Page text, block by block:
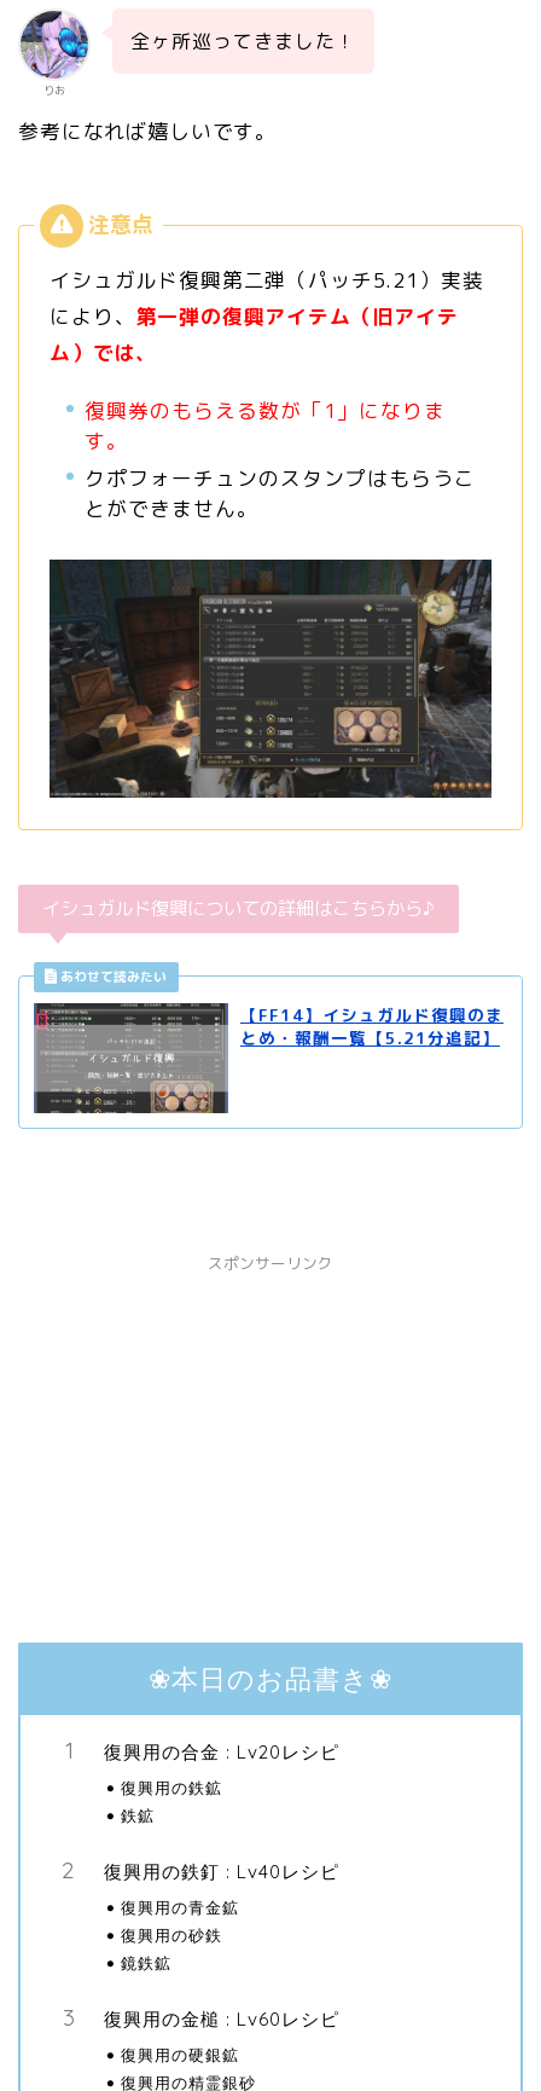
りお
全ヶ所巡ってきました！
参考になれば嬉しいです。
イシュガルド復興第二弾（パッチ5.21）実装
により、 第一弾の復興アイテム（旧アイテ
ム）では、
復興券のもらえる数が「1」になりま
す。
クポフォーチュンのスタンプはもらうこ
とができません。
イシュガルド復興についての詳細はこちらから♪
【FF14】イシュガルド復興のま
とめ・報酬一覧【5.21分追記】
スポンサーリンク
❀本日のお品書き❀
復興用の合金 : Lv20レシピ
復興用の鉄鉱
鉄鉱
復興用の鉄釘 : Lv40レシピ
復興用の青金鉱
復興用の砂鉄
鏡鉄鉱
復興用の金槌 : Lv60レシピ
復興用の硬銀鉱
復興用の精霊銀砂